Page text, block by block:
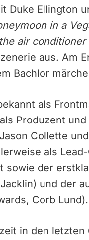
Duke Ellington
in a
air
aus. Am
Bachlor
als
Produzent
Collette
als
sowie der
und der
Corb Lund).
in den letzten